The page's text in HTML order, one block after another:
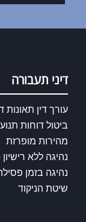
דיני תעבורה
עורך דין תאונות
ביטול דוחות
מהירות מופרזת
נהיגה ללא רישיון
נהיגה בזמן
שיטת הניקוד